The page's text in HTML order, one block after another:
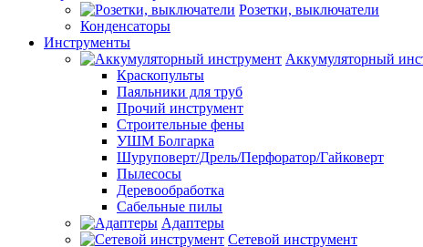
Розетки, выключатели
Конденсаторы
Инструменты
Аккумуляторный
Краскопульты
Паяльники для труб
Прочий инструмент
Строительные фены
УШМ Болгарка
Шуруповерт/Дрель/Перфоратор/Гайковерт
Пылесосы
Деревообработка
Сабельные пилы
Адаптеры
Сетевой инструмент